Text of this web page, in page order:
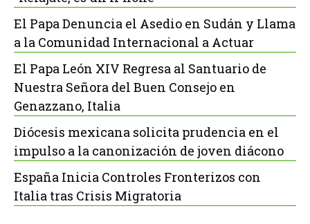
El Papa Denuncia el Asedio en Sudán y Llama
a la Comunidad Internacional a Actuar
El Papa León XIV Regresa al Santuario de
Nuestra Señora del Buen Consejo en
Genazzano, Italia
Diócesis mexicana solicita prudencia en el
impulso a la canonización de joven diácono
España Inicia Controles Fronterizos con
Italia tras Crisis Migratoria